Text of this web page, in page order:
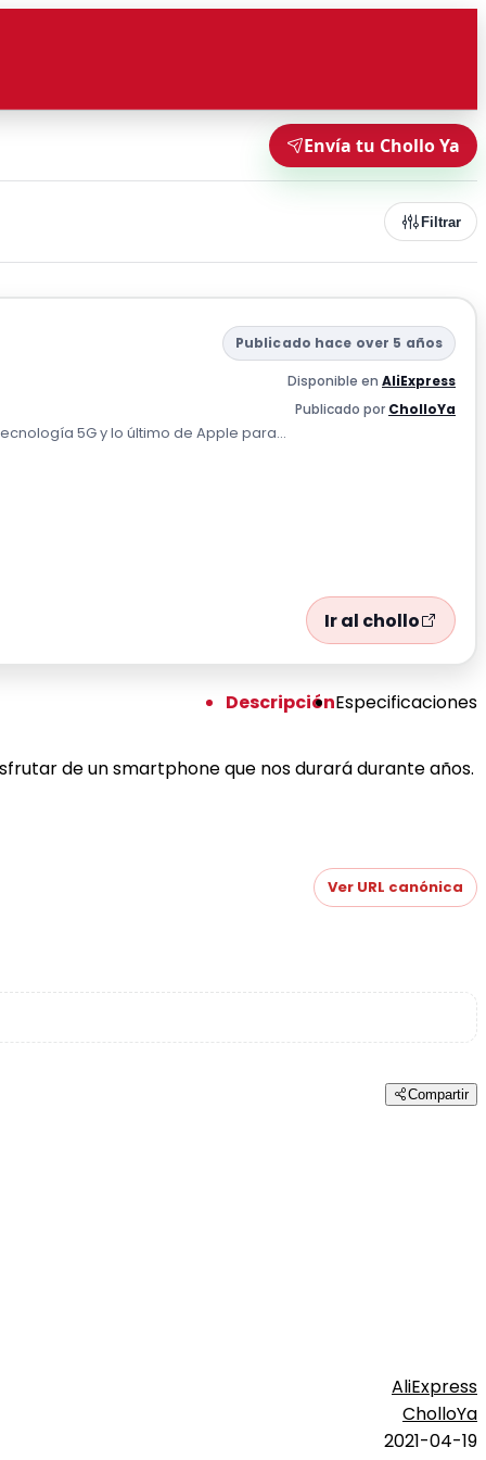
Envía tu Chollo Ya
Filtrar
Publicado hace over 5 años
Disponible en AliExpress
Publicado por CholloYa
5G y lo último de Apple para...
Ir al chollo
DescripciónEspecificaciones
de un smartphone que nos durará durante años.
Ver URL canónica
Compartir
AliExpress
CholloYa
2021-04-19